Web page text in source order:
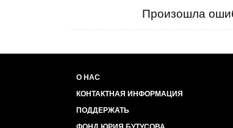
Произошла
О НАС
КОНТАКТНАЯ ИНФОРМАЦИЯ
ПОДДЕРЖАТЬ